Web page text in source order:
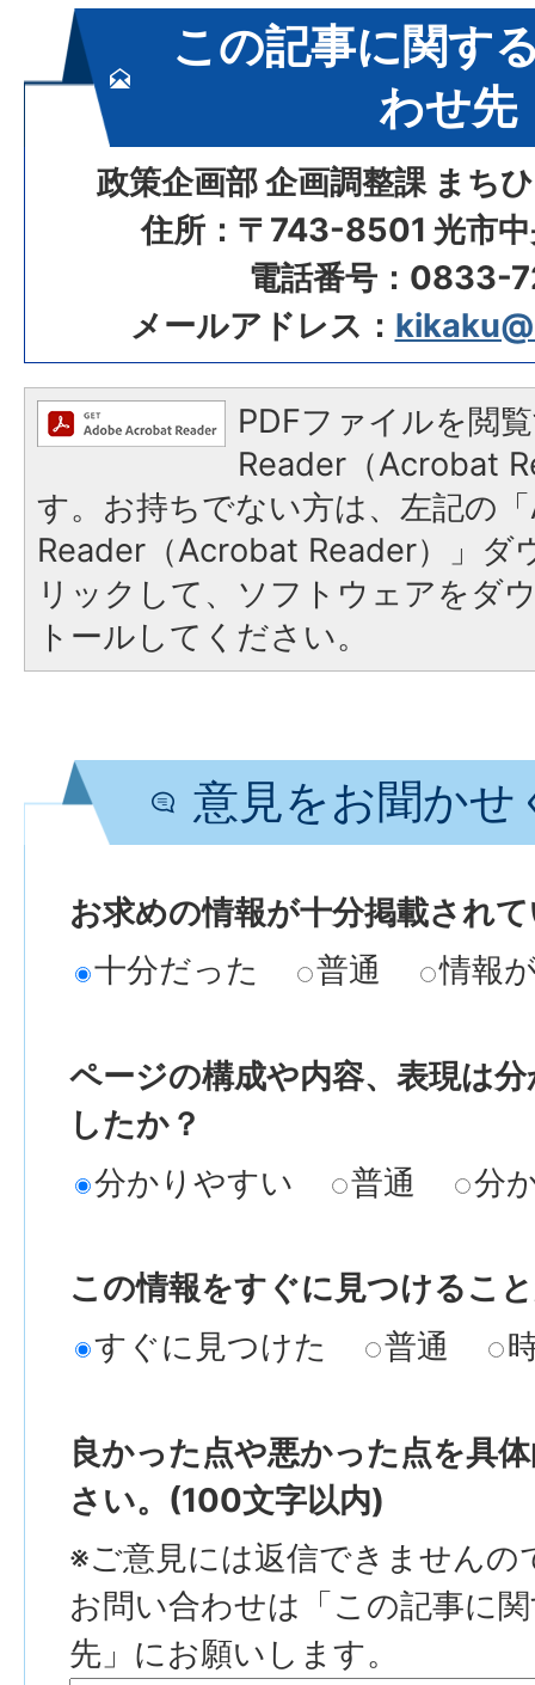
この記事に関す
わせ先
政策企画部 企画調整課 まち
住所：〒743-8501 光市中
電話番号：0833-
メールアドレス：
PDFファイルを閲
Reader（Acrobat
す。お持ちでない方は、左記の
Reader（Acrobat Reader）」ダ
リックして、ソフトウェアをダ
トールしてください。
意見をお聞かせ
お求めの情報が十分掲載され
十分だった
普通 情報
ページの構成や内容、表現は
したか？
分かりやすい
普通 分
この情報をすぐに見つけるこ
すぐに見つけた
普通
良かった点や悪かった点を具
さい。(100文字以内)
※ご意見には返信できませんの
お問い合わせは「この記事に
先」にお願いします。